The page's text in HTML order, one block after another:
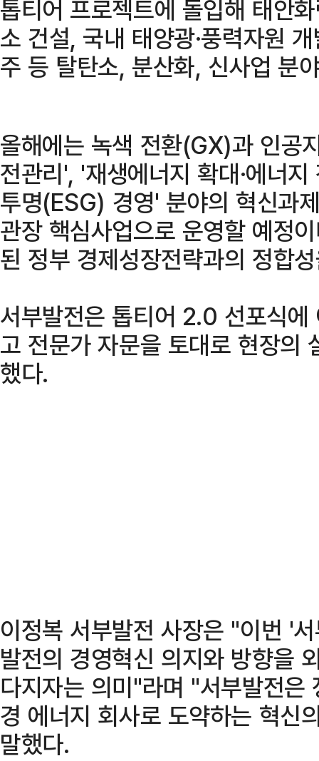
톱티어 프로젝트에 돌입해 태안
소 건설, 국내 태양광·풍력자원
주 등 탈탄소, 분산화, 신사업 분
올해에는 녹색 전환(GX)과 인공
전관리', '재생에너지 확대·에너지
투명(ESG) 경영' 분야의 혁신과
관장 핵심사업으로 운영할 예정
된 정부 경제성장전략과의 정합
서부발전은 톱티어 2.0 선포식
고 전문가 자문을 토대로 현장의
했다.
이정복 서부발전 사장은 "이번 '
발전의 경영혁신 의지와 방향을
다지자는 의미"라며 "서부발전은
경 에너지 회사로 도약하는 혁신
말했다.